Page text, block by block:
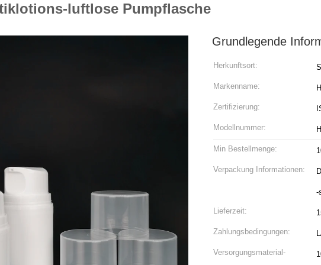
luftlose Pumpflasche
Grundlegende
Herkunftsort:
Markenname:
Zertifizierung:
Modellnummer:
Min Bestellmenge:
Verpackung Informationen:
-
Lieferzeit:
Zahlungsbedingungen:
Versorgungsmaterial-